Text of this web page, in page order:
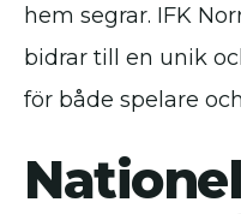
hem segrar. IFK
bidrar till en unik
för både spelare